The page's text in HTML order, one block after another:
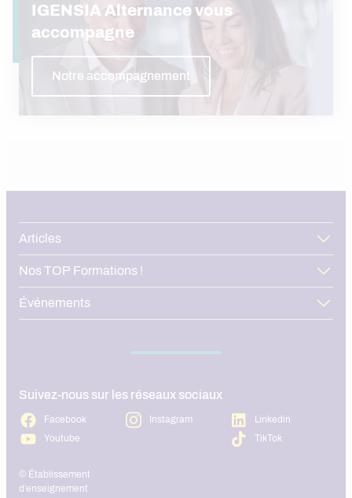
IGENSIA Alternance vous
accompagne
Notre accompagnement
Articles
Nos TOP Formations !
Événements
Suivez-nous sur les réseaux sociaux
Facebook Instagram
Linkedin
Youtube
TikTok
© Établissement
d’enseignement